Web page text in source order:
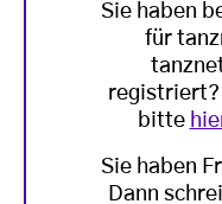
Sie haben
für
registriert?
bitte
Sie haben
Dann